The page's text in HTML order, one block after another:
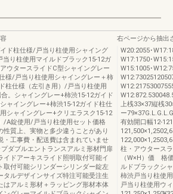
ド柱仕様/戸当り柱使用シャイング
り柱使用マイルドブラック15-12ガ
ウタースライドC型シャイングレー
様/戸当り柱使用シャイングレー＋柿
柱仕様（左引き用）/戸当り柱使用
。シャイングレー+柿渋15-12ガイド
ャイングレー+柿渋15-12ガイド柱仕
シャイングレー+クリエラスク15-12
/A錠使用/戸当り柱使用セット価格
性質上、実物と多少違うことがあり
・工事費・配送費は含まれていませ
ダブルエントランスアルミ形材門扉
イドアーキスライド照明取付可能イ
取付可能シリンダーシリンダー錠左
タルデザインサイズ特注可能受注生
はアルミ形材＋ラッピング形材本体
右ページから抽出
W20:2055･
W17:1750･
W15:1005･
上桟33×37縦桟
ー
有効開口幅12-
柱・アウタース
（W×H）価 格
ルドブラックシ
柿渋戸当り柱使
戸当り柱使用ウ